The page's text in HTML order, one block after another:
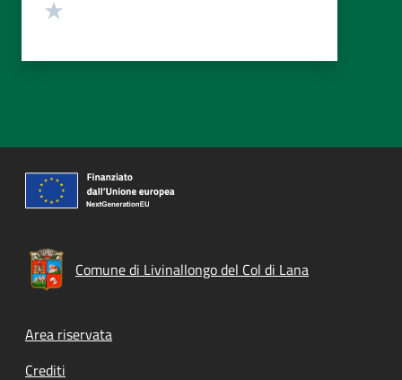
Comune di Livinallongo del Col di Lana
Footer menu
Area riservata
Crediti